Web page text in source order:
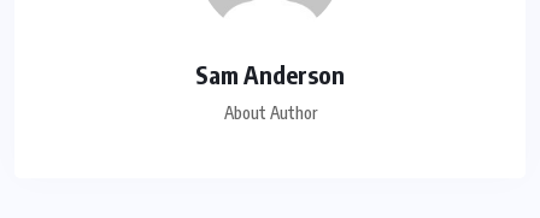
Sam Anderson
About Author